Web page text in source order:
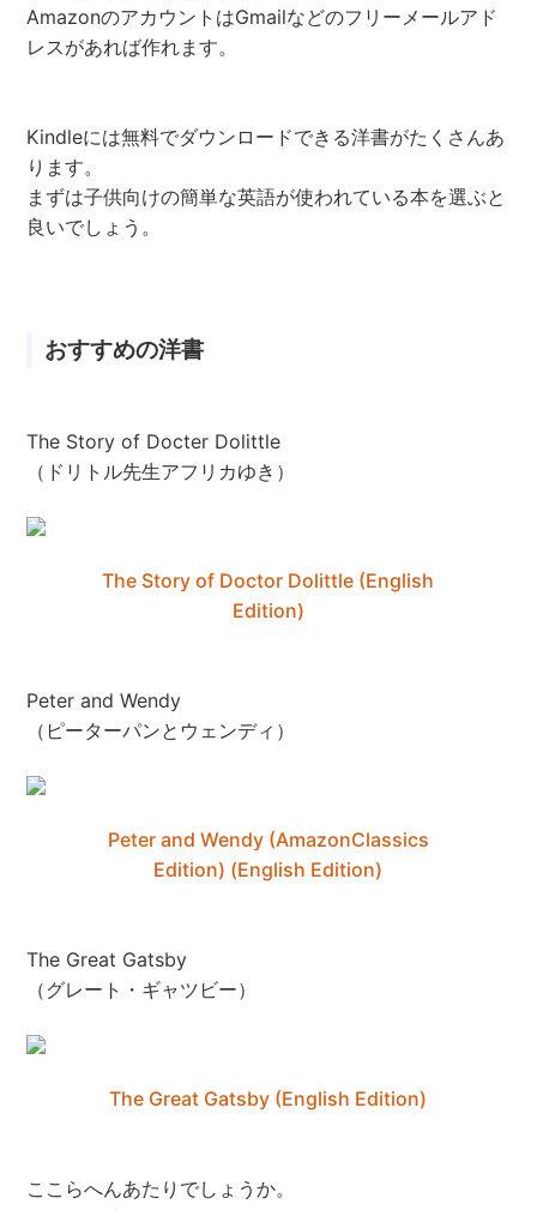
AmazonのアカウントはGmailなどのフリーメールアド
レスがあれば作れます。
Kindleには無料でダウンロードできる洋書がたくさんあ
ります。
まずは子供向けの簡単な英語が使われている本を選ぶと
良いでしょう。
おすすめの洋書
The Story of Docter Dolittle
（ドリトル先生アフリカゆき）
The Story of Doctor Dolittle (English
Edition)
Peter and Wendy
（ピーターパンとウェンディ）
Peter and Wendy (AmazonClassics
Edition) (English Edition)
The Great Gatsby
（グレート・ギャツビー）
The Great Gatsby (English Edition)
ここらへんあたりでしょうか。